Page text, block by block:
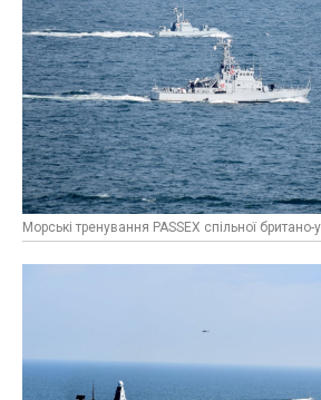
Морські тренування PASSEX спільної британо-